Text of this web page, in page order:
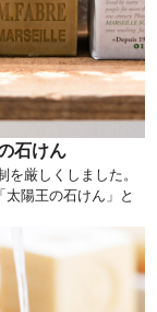
石けん
厳しくしました。
陽王の石けん」と